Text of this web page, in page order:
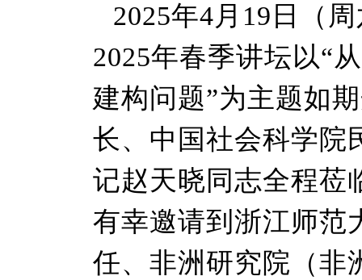
2025年4月19日（
2025年春季讲坛以“
建构问题”为主题如
长、中国社会科学院
记赵天晓同志全程莅
有幸邀请到浙江师范
任、非洲研究院（非